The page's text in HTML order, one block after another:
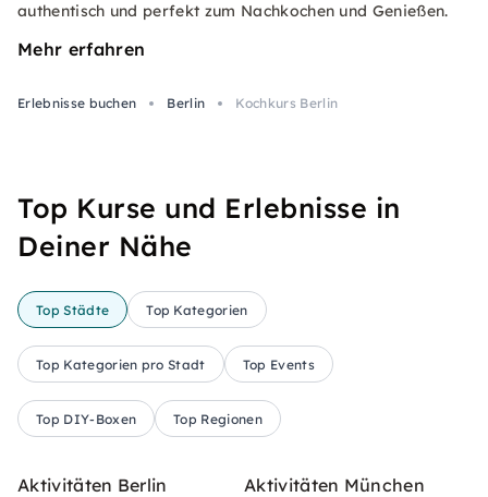
authentisch und perfekt zum Nachkochen und Genießen.
Mehr erfahren
Erlebnisse buchen Berlin Kochkurs Berlin
Top Kurse und Erlebnisse in
Deiner Nähe
Top Städte Top Kategorien
Top Kategorien pro Stadt Top Events
Top DIY-Boxen Top Regionen
Aktivitäten Berlin Aktivitäten München